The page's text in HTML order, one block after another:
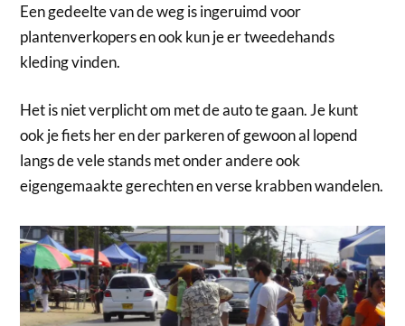
Een gedeelte van de weg is ingeruimd voor
plantenverkopers en ook kun je er tweedehands
kleding vinden.
Het is niet verplicht om met de auto te gaan. Je kunt
ook je fiets her en der parkeren of gewoon al lopend
langs de vele stands met onder andere ook
eigengemaakte gerechten en verse krabben wandelen.